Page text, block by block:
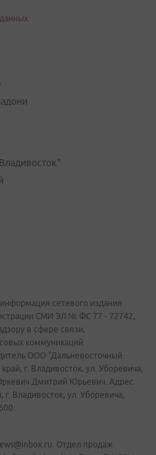
сетевого издания
СМИ ЭЛ № ФС 77 - 72742,
в сфере связи,
коммуникаций
ООО "Дальневосточный
г. Владивосток, ул. Уборевича,
Дмитрий Юрьевич. Адрес
Владивосток, ул. Уборевича,
Отдел продаж